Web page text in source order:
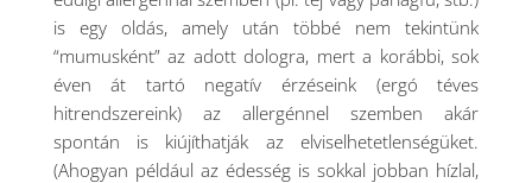
is egy oldás, amely után többé nem tekintünk
“mumusként” az adott dologra, mert a korábbi, sok
éven át tartó negatív érzéseink (ergó téves
hitrendszereink) az allergénnel szemben akár
spontán is kiújíthatják az elviselhetetlenségüket.
(Ahogyan például az édesség is sokkal jobban hízlal,